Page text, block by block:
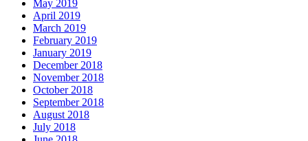
May 2019
April 2019
March 2019
February 2019
January 2019
December 2018
November 2018
October 2018
September 2018
August 2018
July 2018